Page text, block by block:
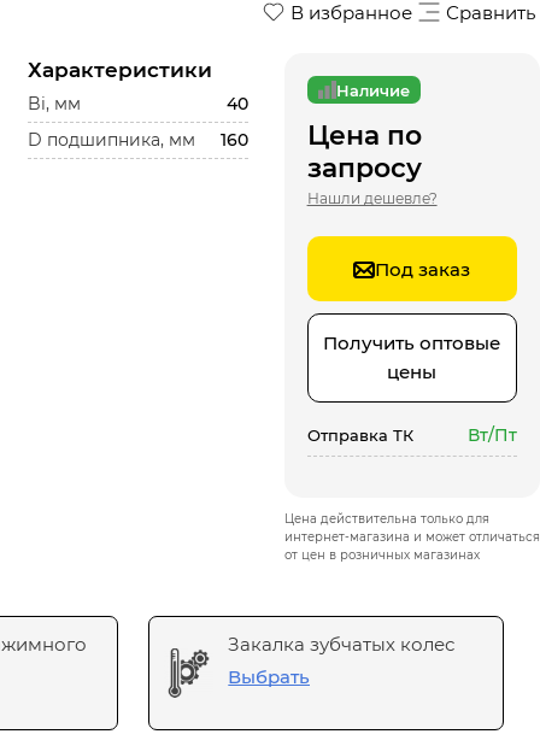
В избранное Сравнить
Характеристики
Bi, мм
40
D подшипника, мм
160
Наличие
Цена по
запросу
Нашли дешевле?
Под заказ
Получить оптовые
цены
Отправка ТК Вт/Пт
Цена действительна только для
интернет-магазина и может отличаться
от цен в розничных магазинах
Закалка зубчатых колес
Выбрать